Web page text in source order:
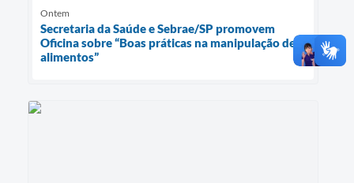
Ontem
Secretaria da Saúde e Sebrae/SP promovem
Oficina sobre “Boas práticas na manipulação de
alimentos”